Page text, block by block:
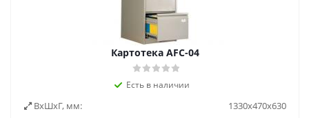
Картотека AFC-04
Есть в наличии
ВxШxГ, мм:
1330х470х630